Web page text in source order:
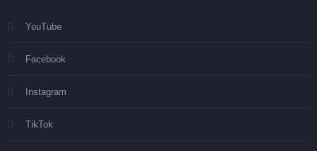
YouTube
Facebook
Instagram
TikTok